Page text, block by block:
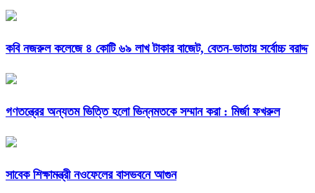
কবি নজরুল কলেজে ৪ কোটি ৬৯ লাখ টাকার বাজেট, বেতন-ভাতায় সর্বোচ্চ বরাদ্দ
গণতন্ত্রের অন্যতম ভিত্তি হলো ভিন্নমতকে সম্মান করা : মির্জা ফখরুল
সাবেক শিক্ষামন্ত্রী নওফেলের বাসভবনে আগুন